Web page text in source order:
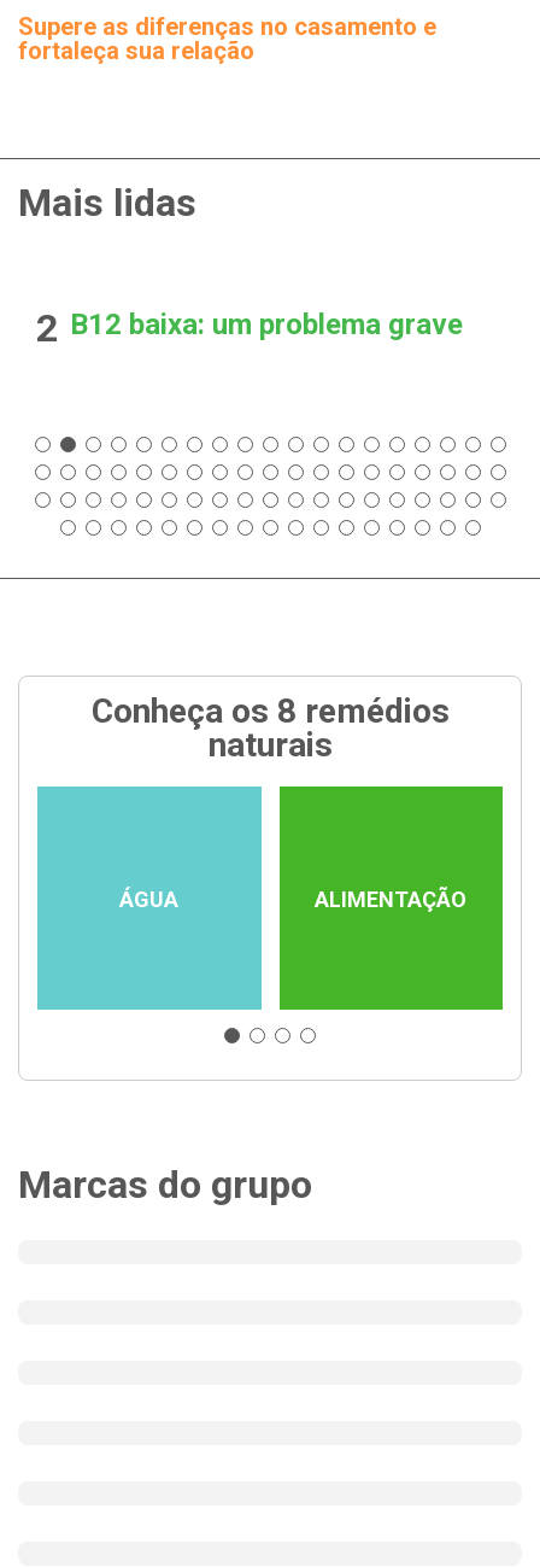
Supere as diferenças no casamento e
fortaleça sua relação
Mais lidas
2 B12 baixa: um problema grave
Conheça os 8 remédios
naturais
ÁGUA ALIMENTAÇÃO
Marcas do grupo